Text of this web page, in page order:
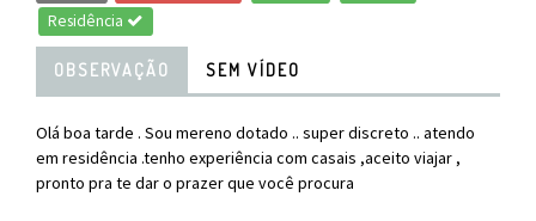
Residência
OBSERVAÇÃO SEM VÍDEO
Olá boa tarde . Sou mereno dotado .. super discreto .. atendo
em residência .tenho experiência com casais ,aceito viajar ,
pronto pra te dar o prazer que você procura